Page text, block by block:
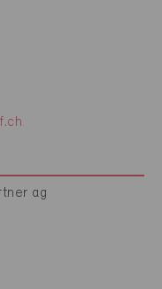
ag